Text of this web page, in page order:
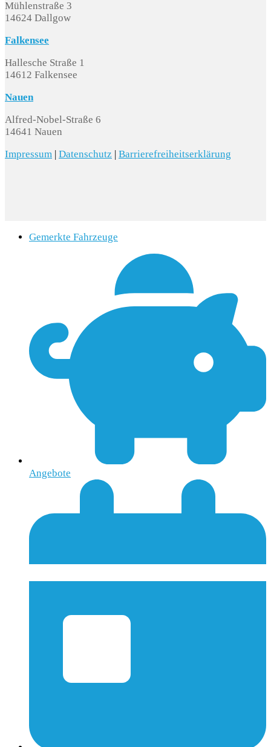
Mühlenstraße 3
14624 Dallgow
Falkensee
Hallesche Straße 1
14612 Falkensee
Nauen
Alfred-Nobel-Straße 6
14641 Nauen
Impressum | Datenschutz | Barrierefreiheitserklärung
Gemerkte Fahrzeuge
Angebote